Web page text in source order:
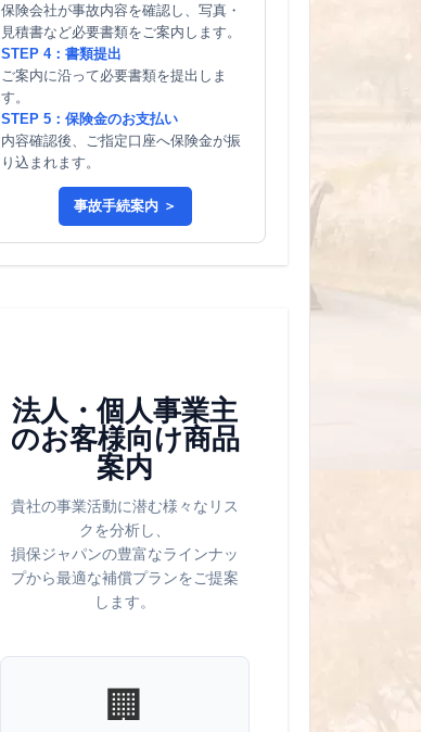
保険会社が事故内容を確認し、写真・
見積書など必要書類をご案内します。
STEP 4：書類提出
ご案内に沿って必要書類を提出しま
す。
STEP 5：保険金のお支払い
内容確認後、ご指定口座へ保険金が振
り込まれます。
事故手続案内 ＞
法人・個人事業主
のお客様向け商品
案内
貴社の事業活動に潜む様々なリス
クを分析し、
損保ジャパンの豊富なラインナッ
プから最適な補償プランをご提案
します。
🏢